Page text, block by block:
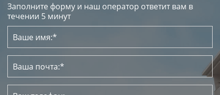
Заполните форму и наш оператор ответит вам в
течении 5 минут